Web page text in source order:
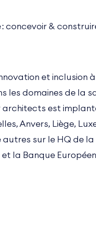
concevoir &
et
les domaines de la
architects est
Anvers, Liège,
sur le HQ de
la Banque